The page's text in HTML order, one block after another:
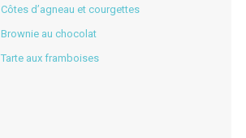
Côtes d’agneau et courgettes
Brownie au chocolat
Tarte aux framboises